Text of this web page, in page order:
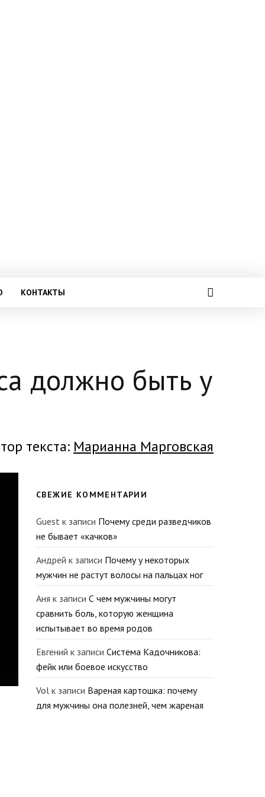
КОНТАКТЫ
должно быть у
текста: Марианна Марговская
СВЕЖИЕ КОММЕНТАРИИ
Guest к записи Почему среди разведчиков
не бывает «качков»
Андрей к записи Почему у некоторых
мужчин не растут волосы на пальцах ног
Аня к записи С чем мужчины могут
сравнить боль, которую женщина
испытывает во время родов
Евгений к записи Система Кадочникова:
фейк или боевое искусство
Vol к записи Вареная картошка: почему
для мужчины она полезней, чем жареная